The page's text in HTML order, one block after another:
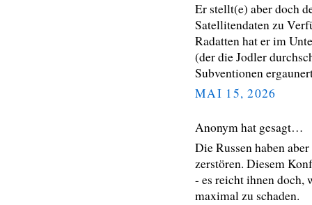
Er stellt(e) aber doch
Satellitendaten zu
Radatten hat er im
(der die Jodler
Subventionen
MAI 15, 2026
Anonym hat gesagt…
Die Russen haben
zerstören. Diesem
- es reicht ihnen doch,
maximal zu schaden.